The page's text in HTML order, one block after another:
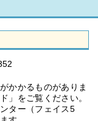
かかるものがありま
」をご覧ください。
ター（フェイス5